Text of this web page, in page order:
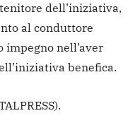
dell’iniziativa,
al conduttore
impegno nell’aver
benefica.